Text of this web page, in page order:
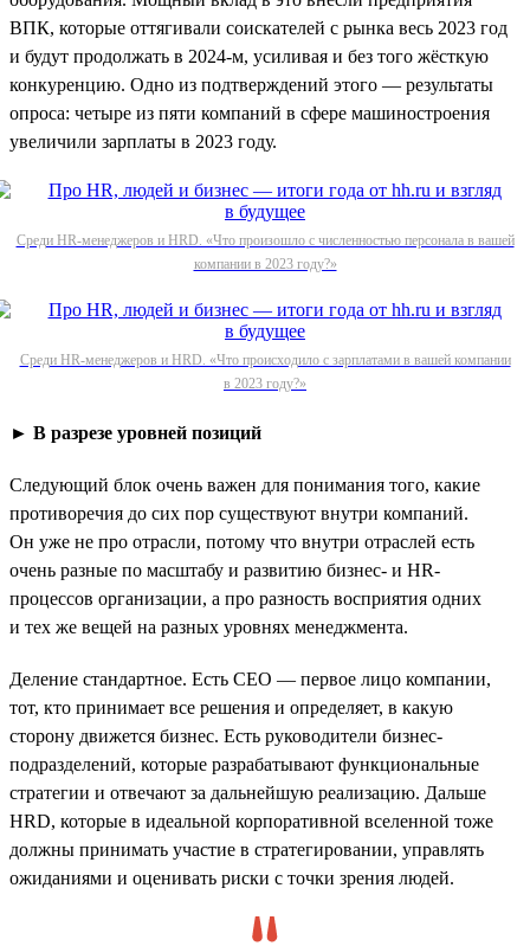
ВПК, которые оттягивали соискателей с рынка весь 2023 год
и будут продолжать в 2024-м, усиливая и без того жёсткую
конкуренцию. Одно из подтверждений этого — результаты
опроса: четыре из пяти компаний в сфере машиностроения
увеличили зарплаты в 2023 году.
Среди HR-менеджеров и HRD. «Что произошло с численностью персонала в вашей
компании в 2023 году?»
Среди HR-менеджеров и HRD. «Что происходило с зарплатами в вашей компании
в 2023 году?»
► В разрезе уровней позиций
Следующий блок очень важен для понимания того, какие
противоречия до сих пор существуют внутри компаний.
Он уже не про отрасли, потому что внутри отраслей есть
очень разные по масштабу и развитию бизнес- и HR-
процессов организации, а про разность восприятия одних
и тех же вещей на разных уровнях менеджмента.
Деление стандартное. Есть СЕО — первое лицо компании,
тот, кто принимает все решения и определяет, в какую
сторону движется бизнес. Есть руководители бизнес-
подразделений, которые разрабатывают функциональные
стратегии и отвечают за дальнейшую реализацию. Дальше
HRD, которые в идеальной корпоративной вселенной тоже
должны принимать участие в стратегировании, управлять
ожиданиями и оценивать риски с точки зрения людей.